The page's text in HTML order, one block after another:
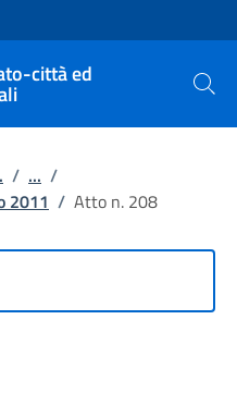
città ed
Cerca
/ ... /
2011 / Atto n. 208